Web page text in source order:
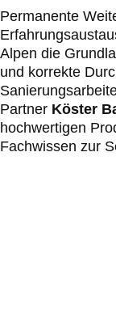
Permanente
Alpen die
und korrekte
Partner Köster
hochwertigen
Fachwissen zur